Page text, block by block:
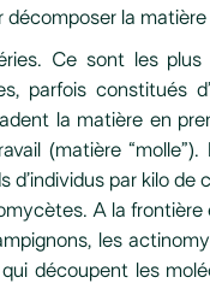
la matière
Ce sont les
parfois constitués
la matière en
(matière
d’individus par kilo de
A la frontière
les
découpent les